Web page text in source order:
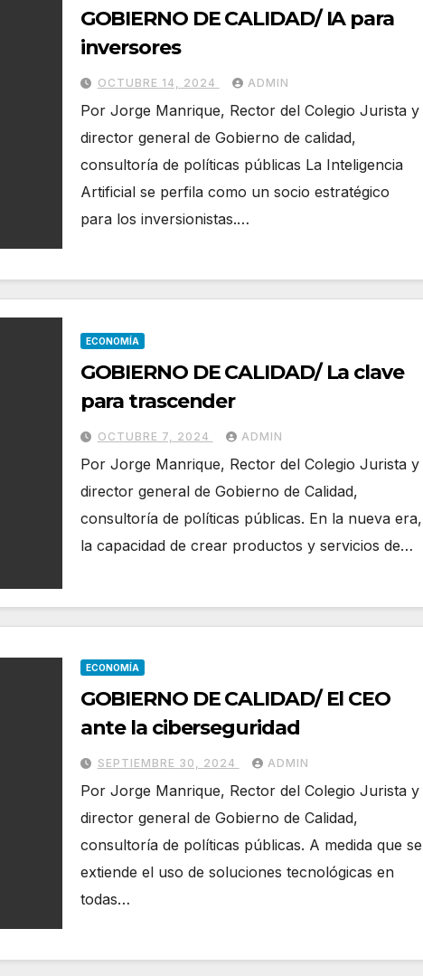
GOBIERNO DE CALIDAD/ IA para
inversores
OCTUBRE 14, 2024 ADMIN
Por Jorge Manrique, Rector del Colegio Jurista y
director general de Gobierno de calidad,
consultoría de políticas públicas La Inteligencia
Artificial se perfila como un socio estratégico
para los inversionistas.…
ECONOMÍA
GOBIERNO DE CALIDAD/ La clave
para trascender
OCTUBRE 7, 2024 ADMIN
Por Jorge Manrique, Rector del Colegio Jurista y
director general de Gobierno de Calidad,
consultoría de políticas públicas. En la nueva era,
la capacidad de crear productos y servicios de…
ECONOMÍA
GOBIERNO DE CALIDAD/ El CEO
ante la ciberseguridad
SEPTIEMBRE 30, 2024 ADMIN
Por Jorge Manrique, Rector del Colegio Jurista y
director general de Gobierno de Calidad,
consultoría de políticas públicas. A medida que se
extiende el uso de soluciones tecnológicas en
todas…